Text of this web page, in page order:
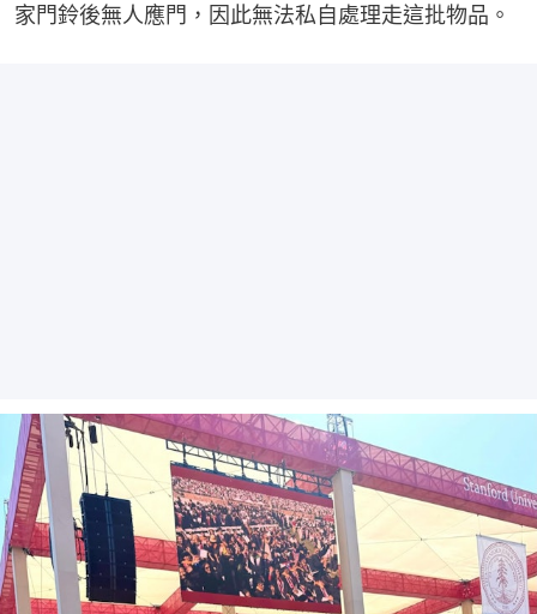
家門鈴後無人應門，因此無法私自處理走這批物品。